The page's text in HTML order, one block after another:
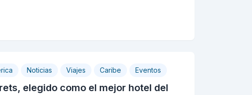
Noticias Viajes Caribe Eventos
elegido como el mejor hotel del